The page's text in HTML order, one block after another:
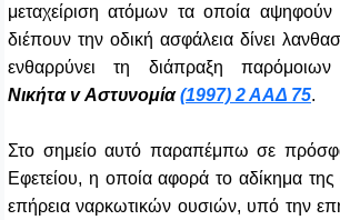
μεταχείριση ατόμων τα οποία
διέπουν την οδική ασφάλεια δίνει
ενθαρρύνει τη διάπραξη
ΝικήταvΑστυνομία (1997) 2 ΑΑΔ 75.
Στο σημείο αυτό παραπέμπω σε
Εφετείου, η οποία αφορά το αδίκημα
επήρεια ναρκωτικών ουσιών, υπό την